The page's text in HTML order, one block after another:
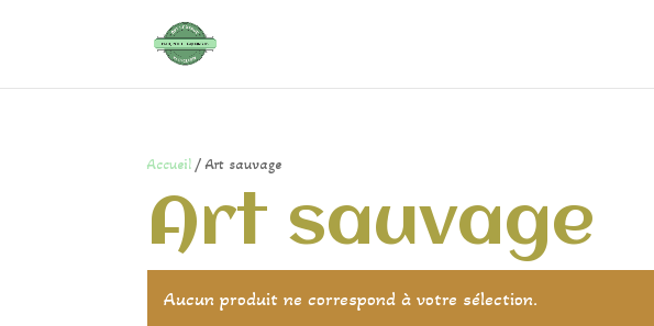
Accueil / Art sauvage
Art sauvage
Aucun produit ne correspond à votre sélection.